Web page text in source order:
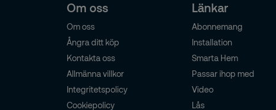
Om oss
Om oss
Ångra ditt köp
Kontakta oss
Allmänna villkor
Integritetspolicy
Cookiepolicy
Länkar
Abonnemang
Installation
Smarta Hem
Passar ihop med
Video
Lås